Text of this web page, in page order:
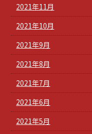
2021年11月
2021年10月
2021年9月
2021年8月
2021年7月
2021年6月
2021年5月